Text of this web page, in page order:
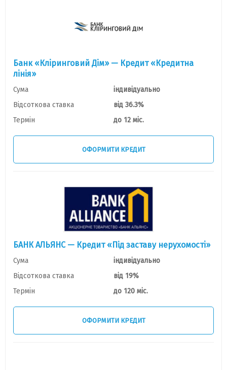
Банк «Клiринговий Дiм» — Кредит «Кредитна
лiнiя»
Сума
індивідуально
Відсоткова ставка
від 36.3%
Термін
до 12 міс.
ОФОРМИТИ КРЕДИТ
БАНК АЛЬЯНС — Кредит «Під заставу нерухомостi»
Сума
індивідуально
Відсоткова ставка
від 19%
Термін
до 120 міс.
ОФОРМИТИ КРЕДИТ